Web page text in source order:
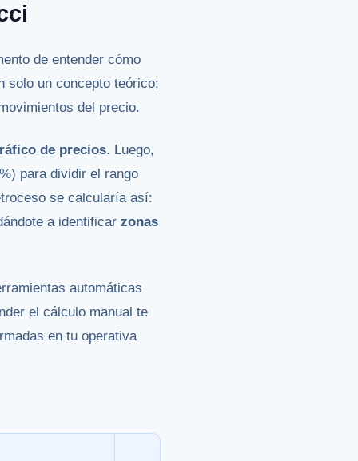
de entender cómo
un concepto teórico;
del precio.
de precios. Luego,
para dividir el rango
se calcularía así:
a identificar zonas
automáticas
el cálculo manual te
en tu operativa